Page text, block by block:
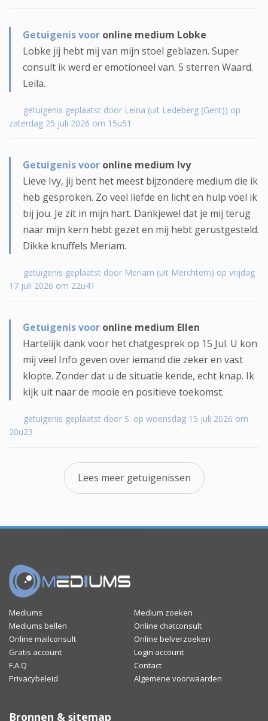
Getuigenis voor online medium Lobke
Lobke jij hebt mij van mijn stoel geblazen. Super
consult ik werd er emotioneel van. 5 sterren Waard.
Leila.
getuigenis geplaatst door Leina (uit Ledeberg (Gent)) op
zaterdag 25 juli 2026 om 15u51
Getuigenis voor online medium Ivy
Lieve Ivy, jij bent het meest bijzondere medium die ik
heb gesproken. Zo veel liefde en licht en hulp voel ik
bij jou. Je zit in mijn hart. Dankjewel dat je mij terug
naar mijn kern hebt gezet en mij hebt gerustgesteld.
Dikke knuffels Meriam.
getuigenis geplaatst door Meriam (uit Merchtem) op vrijdag
17 juli 2026 om 22u41
Getuigenis voor online medium Ellen
Hartelijk dank voor het chatgesprek op 15 Jul. U kon
mij veel Info geven over iemand die zeker en vast
klopte. Zonder dat u de situatie kende, echt knap. Ik
kijk uit naar de mooie en positieve toekomst.
getuigenis geplaatst door S. op woensdag 15 juli 2026 om
20u23
Lees meer getuigenissen
Mediums
Medium zoeken
Mediums bellen
Online chatconsult
Online mailconsult
Online belverzoeken
Gratis account
Login account
F.A.Q
Contact
Privacybeleid
Algemene voorwaarden
Bronnen & sitemap